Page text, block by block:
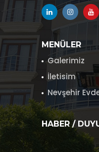
MENÜLER
Galerimiz
İletisim
Nevşehir
HABER /